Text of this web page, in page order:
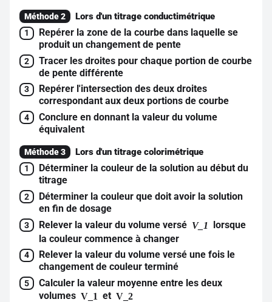
Méthode 2 Lors d'un titrage conductimétrique
1
Repérer la zone de la courbe dans laquelle se
produit un changement de pente
2
Tracer les droites pour chaque portion de courbe
de pente différente
3
Repérer l'intersection des deux droites
correspondant aux deux portions de courbe
4
Conclure en donnant la valeur du volume
équivalent
Méthode 3 Lors d'un titrage colorimétrique
1
Déterminer la couleur de la solution au début du
titrage
2
Déterminer la couleur que doit avoir la solution
en fin de dosage
3 Relever la valeur du volume versé V_1 lorsque
la couleur commence à changer
4
Relever la valeur du volume versé une fois le
changement de couleur terminé
5
Calculer la valeur moyenne entre les deux
volumes V_1 et V_2